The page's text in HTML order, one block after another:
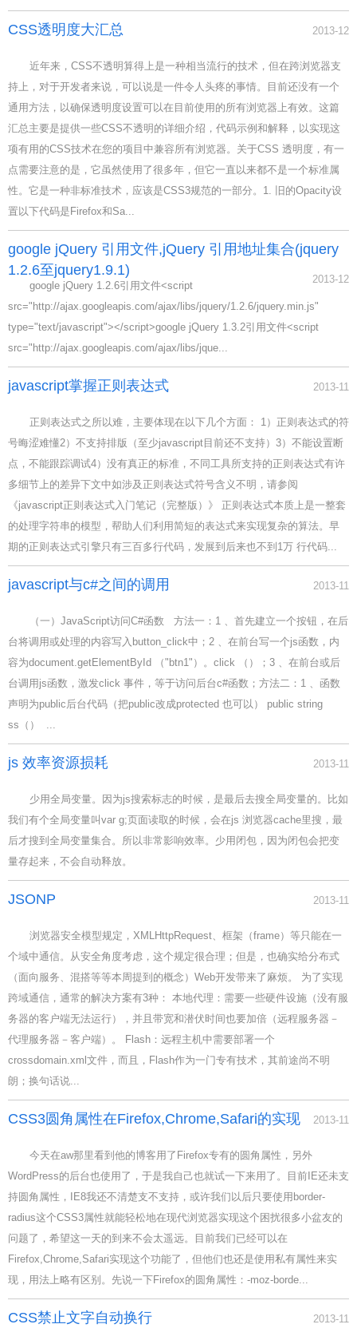
CSS透明度大汇总 2013-12
近年来，CSS不透明算得上是一种相当流行的技术，但在跨浏览器支
持上，对于开发者来说，可以说是一件令人头疼的事情。目前还没有一个
通用方法，以确保透明度设置可以在目前使用的所有浏览器上有效。这篇
汇总主要是提供一些CSS不透明的详细介绍，代码示例和解释，以实现这
项有用的CSS技术在您的项目中兼容所有浏览器。关于CSS 透明度，有一
点需要注意的是，它虽然使用了很多年，但它一直以来都不是一个标准属
性。它是一种非标准技术，应该是CSS3规范的一部分。1. 旧的Opacity设
置以下代码是Firefox和Sa...
google jQuery 引用文件,jQuery 引用地址集合(jquery
1.2.6至jquery1.9.1)
2013-12
google jQuery 1.2.6引用文件<script
src="http://ajax.googleapis.com/ajax/libs/jquery/1.2.6/jquery.min.js"
type="text/javascript"></script>google jQuery 1.3.2引用文件<script
src="http://ajax.googleapis.com/ajax/libs/jque...
javascript掌握正则表达式 2013-11
正则表达式之所以难，主要体现在以下几个方面： 1）正则表达式的符
号晦涩难懂2）不支持排版（至少javascript目前还不支持）3）不能设置断
点，不能跟踪调试4）没有真正的标准，不同工具所支持的正则表达式有许
多细节上的差异下文中如涉及正则表达式符号含义不明，请参阅
《javascript正则表达式入门笔记（完整版）》 正则表达式本质上是一整套
的处理字符串的模型，帮助人们利用简短的表达式来实现复杂的算法。早
期的正则表达式引擎只有三百多行代码，发展到后来也不到1万 行代码...
javascript与c#之间的调用 2013-11
（一）JavaScript访问C#函数 方法一：1 、首先建立一个按钮，在后
台将调用或处理的内容写入button_click中；2 、在前台写一个js函数，内
容为document.getElementById （"btn1"）。click （）；3 、在前台或后
台调用js函数，激发click 事件，等于访问后台c#函数；方法二：1 、函数
声明为public后台代码（把public改成protected 也可以） public string
ss（） ...
js 效率资源损耗 2013-11
少用全局变量。因为js搜索标志的时候，是最后去搜全局变量的。比如
我们有个全局变量叫var g;页面读取的时候，会在js 浏览器cache里搜，最
后才搜到全局变量集合。所以非常影响效率。少用闭包，因为闭包会把变
量存起来，不会自动释放。
JSONP 2013-11
浏览器安全模型规定，XMLHttpRequest、框架（frame）等只能在一
个域中通信。从安全角度考虑，这个规定很合理；但是，也确实给分布式
（面向服务、混搭等等本周提到的概念）Web开发带来了麻烦。 为了实现
跨域通信，通常的解决方案有3种： 本地代理：需要一些硬件设施（没有服
务器的客户端无法运行），并且带宽和潜伏时间也要加倍（远程服务器－
代理服务器－客户端）。 Flash：远程主机中需要部署一个
crossdomain.xml文件，而且，Flash作为一门专有技术，其前途尚不明
朗；换句话说...
CSS3圆角属性在Firefox,Chrome,Safari的实现 2013-11
今天在aw那里看到他的博客用了Firefox专有的圆角属性，另外
WordPress的后台也使用了，于是我自己也就试一下来用了。目前IE还未支
持圆角属性，IE8我还不清楚支不支持，或许我们以后只要使用border-
radius这个CSS3属性就能轻松地在现代浏览器实现这个困扰很多小盆友的
问题了，希望这一天的到来不会太遥远。目前我们已经可以在
Firefox,Chrome,Safari实现这个功能了，但他们也还是使用私有属性来实
现，用法上略有区别。先说一下Firefox的圆角属性：-moz-borde...
CSS禁止文字自动换行 2013-11